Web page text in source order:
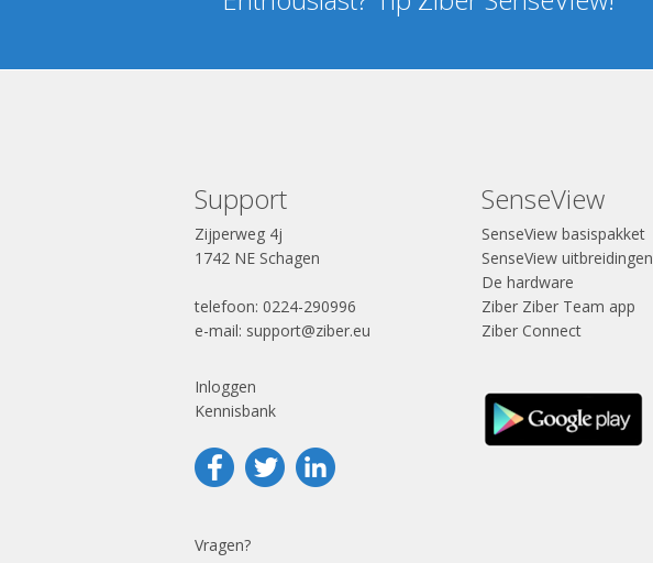
Support
Zijperweg 4j
1742 NE Schagen
telefoon: 0224-290996
e-mail: support@ziber.eu
Inloggen
Kennisbank
Vragen?
SenseView
SenseView basispakket
SenseView uitbreidingen
De hardware
Ziber Ziber Team app
Ziber Connect